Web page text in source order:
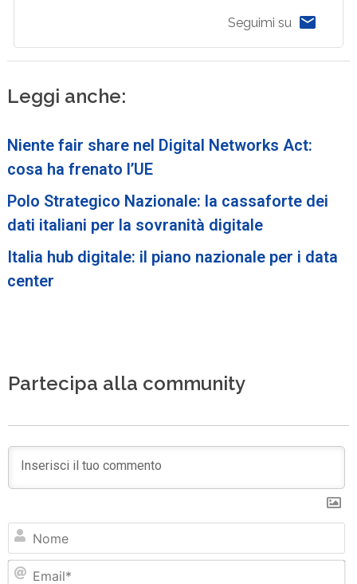
Seguimi su
Leggi anche:
Niente fair share nel Digital Networks Act:
cosa ha frenato l’UE
Polo Strategico Nazionale: la cassaforte dei
dati italiani per la sovranità digitale
Italia hub digitale: il piano nazionale per i data
center
Partecipa alla community